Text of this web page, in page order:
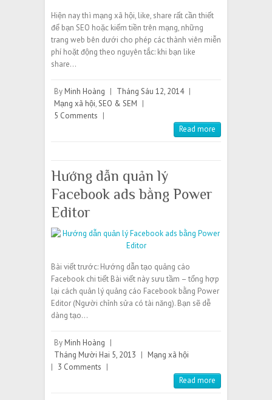
Hiện nay thì mạng xã hội, like, share rất cần thiết
để bạn SEO hoặc kiếm tiền trên mạng, những
trang web bên dưới cho phép các thành viên miễn
phí hoặt động theo nguyên tắc: khi bạn like
share…
By Minh Hoàng | Tháng Sáu 12, 2014 |
Mạng xã hội,SEO & SEM |
5 Comments |
Read more
Hướng dẫn quản lý
Facebook ads bằng Power
Editor
Bài viết trước: Hướng dẫn tạo quảng cáo
Facebook chi tiết Bài viết này sưu tầm – tổng hợp
lại cách quản lý quảng cáo Facebook bằng Power
Editor (Người chỉnh sửa có tài năng). Bạn sẽ dễ
dàng tạo…
By Minh Hoàng |
Tháng Mười Hai 5, 2013 | Mạng xã hội
| 3 Comments |
Read more